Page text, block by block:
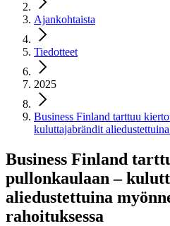
Ajankohtaista
Tiedotteet
2025
Business Finland tarttuu
kuluttajabrändit
Business Finland
pullonkaulaan –
aliedustettuina
rahoituksessa